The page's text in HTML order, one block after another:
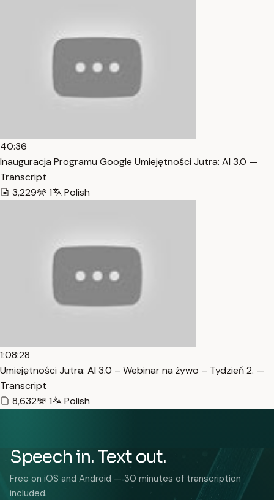
40:36
Inauguracja Programu Google Umiejętności Jutra: AI 3.0 —
Transcript
3,229
1 Polish
1:08:28
Umiejętności Jutra: AI 3.0 – Webinar na żywo – Tydzień 2. —
Transcript
8,632
1 Polish
Speech in. Text out.
Free on iOS and Android — 30 minutes of transcription
included.